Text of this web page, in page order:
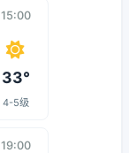
15:00
33°
4-5级
19:00